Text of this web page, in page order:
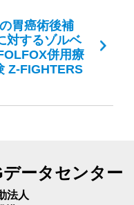
胃癌術後補
対するゾルベ
併用療
Z-FIGHTERS
ータセンター
法人